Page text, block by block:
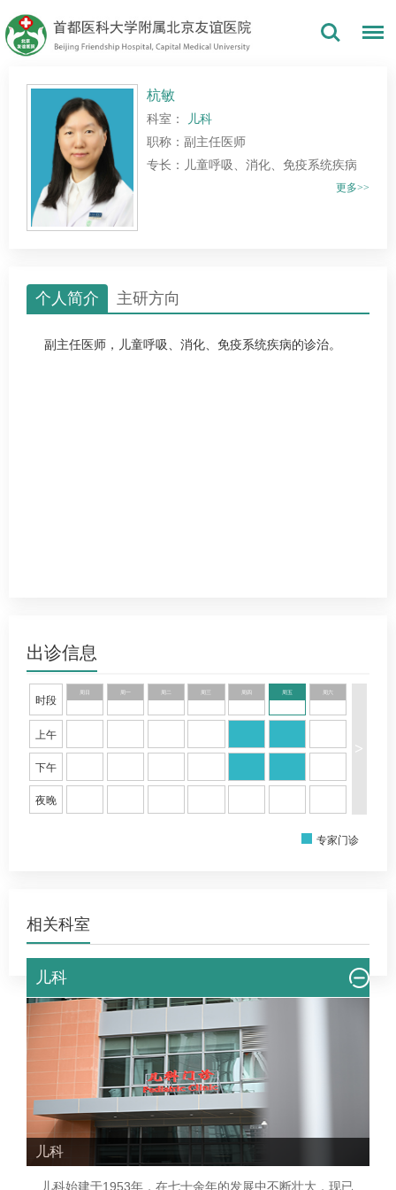
杭敏
科室：
儿科
职称：副主任医师
专长：儿童呼吸、消化、免疫系统疾病
更多>>
个人简介 主研方向
副主任医师，儿童呼吸、消化、免疫系统疾病的诊治。
出诊信息
时段
上午
下午
夜晚
周日 周一 周三 周四 周五 周六
>
专家门诊
相关科室
儿科
儿科
儿科始建于1953年，在七十余年的发展中不断壮大，现已